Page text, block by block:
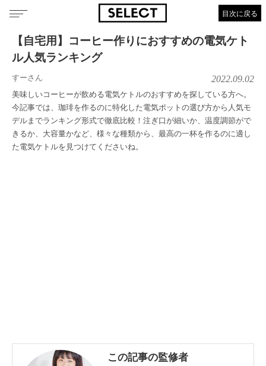
目次に戻る
【自宅用】コーヒー作りにおすすめの電気ケト
ル人気ランキング
すーさん 2022.09.02
美味しいコーヒーが飲める電気ケトルのおすすめを探している方へ。
今記事では、珈琲を作るのに特化した電気ポットの選び方から人気モ
デルまでランキング形式で徹底比較！注ぎ口が細いか、温度調節がで
きるか、大容量かなど、様々な種類から、最高の一杯を作るのに適し
た電気ケトルを見つけてくださいね。
この記事の監修者